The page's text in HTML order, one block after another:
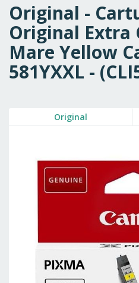
Original -
Original Extra
Mare Yellow
581YXXL -
Original